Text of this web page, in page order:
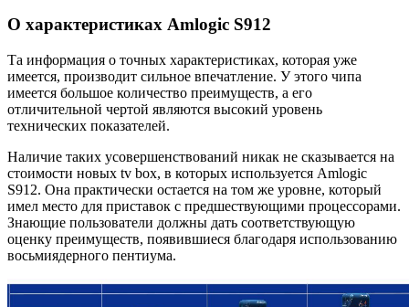
О характеристиках Amlogic S912
Та информация о точных характеристиках, которая уже
имеется, производит сильное впечатление. У этого чипа
имеется большое количество преимуществ, а его
отличительной чертой являются высокий уровень
технических показателей.
Наличие таких усовершенствований никак не сказывается на
стоимости новых tv box, в которых используется Amlogic
S912. Она практически остается на том же уровне, который
имел место для приставок с предшествующими процессорами.
Знающие пользователи должны дать соответствующую
оценку преимуществ, появившиеся благодаря использованию
восьмиядерного пентиума.